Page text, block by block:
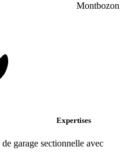
Montbozon
Expertises
garage sectionnelle avec